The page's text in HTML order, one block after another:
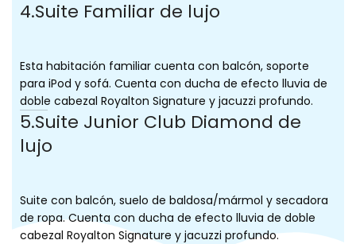
4.Suite Familiar de lujo
Esta habitación familiar cuenta con balcón, soporte
para iPod y sofá. Cuenta con ducha de efecto lluvia de
doble cabezal Royalton Signature y jacuzzi profundo.
5.Suite Junior Club Diamond de
lujo
Suite con balcón, suelo de baldosa/mármol y secadora
de ropa. Cuenta con ducha de efecto lluvia de doble
cabezal Royalton Signature y jacuzzi profundo.